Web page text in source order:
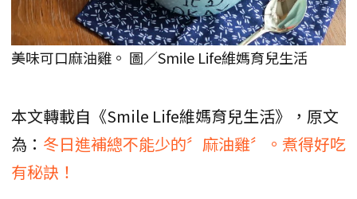
美味可口麻油雞。 圖／Smile Life維媽育兒生活
本文轉載自《Smile Life維媽育兒生活》，原文
為： 冬日進補總不能少的〞麻油雞〞。煮得好吃
有秘訣！